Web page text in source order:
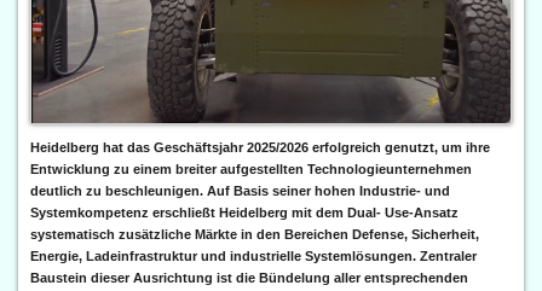
Heidelberg hat das Geschäftsjahr 2025/2026 erfolgreich genutzt, um ihre
Entwicklung zu einem breiter aufgestellten Technologieunternehmen
deutlich zu beschleunigen. Auf Basis seiner hohen Industrie- und
Systemkompetenz erschließt Heidelberg mit dem Dual- Use-Ansatz
systematisch zusätzliche Märkte in den Bereichen Defense, Sicherheit,
Energie, Ladeinfrastruktur und industrielle Systemlösungen. Zentraler
Baustein dieser Ausrichtung ist die Bündelung aller entsprechenden